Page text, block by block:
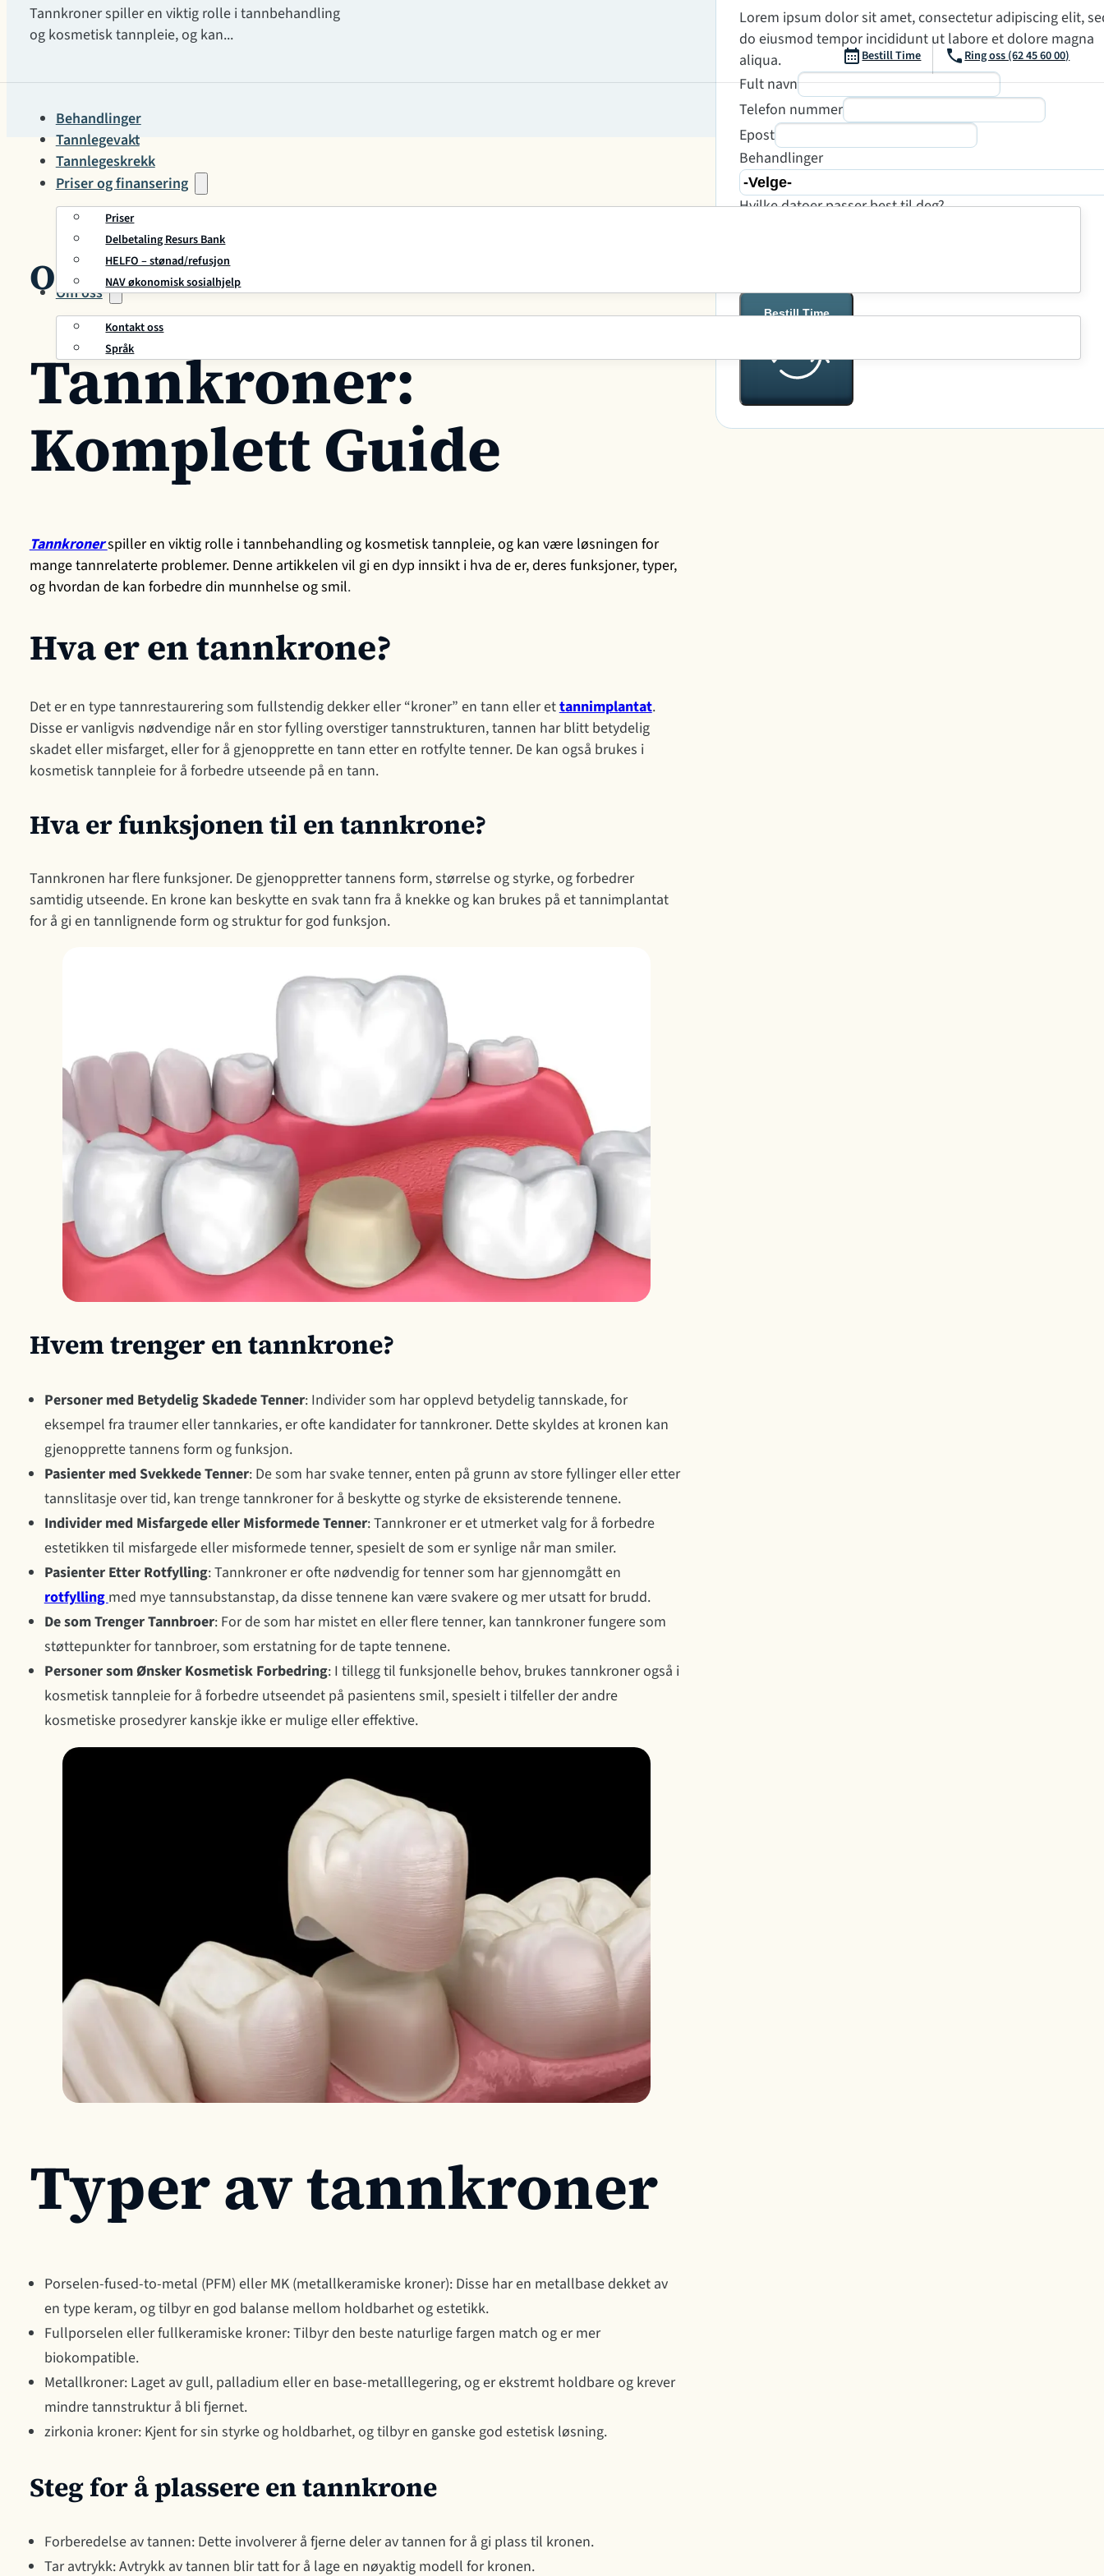
Bestill Time Ring oss (62 45 60 00)
Behandlinger
Tannlegevakt
Tannlegeskrekk
Priser og finansering
Priser
Delbetaling Resurs Bank
HELFO – stønad/refusjon
NAV økonomisk sosialhjelp
Om oss
Kontakt oss
Språk
Tannkroner spiller en viktig rolle i tannbehandling
og kosmetisk tannpleie, og kan...
Om Tannkroner
Tannkroner:
Komplett Guide
Tannkronerspiller en viktig rolle i tannbehandling og kosmetisk tannpleie, og kan være løsningen for
mange tannrelaterte problemer. Denne artikkelen vil gi en dyp innsikt i hva de er, deres funksjoner, typer,
og hvordan de kan forbedre din munnhelse og smil.
Hva er en tannkrone?
Det er en type tannrestaurering som fullstendig dekker eller “kroner” en tann eller ettannimplantat.
Disse er vanligvis nødvendige når en stor fylling overstiger tannstrukturen, tannen har blitt betydelig
skadet eller misfarget, eller for å gjenopprette en tann etter en rotfylte tenner. De kan også brukes i
kosmetisk tannpleie for å forbedre utseende på en tann.
Hva er funksjonen til en tannkrone?
Tannkronen har flere funksjoner. De gjenoppretter tannens form, størrelse og styrke, og forbedrer
samtidig utseende. En krone kan beskytte en svak tann fra å knekke og kan brukes på et tannimplantat
for å gi en tannlignende form og struktur for god funksjon.
Hvem trenger en tannkrone?
Personer med Betydelig Skadede Tenner: Individer som har opplevd betydelig tannskade, for
eksempel fra traumer eller tannkaries, er ofte kandidater for tannkroner. Dette skyldes at kronen kan
gjenopprette tannens form og funksjon.
Pasienter med Svekkede Tenner: De som har svake tenner, enten på grunn av store fyllinger eller etter
tannslitasje over tid, kan trenge tannkroner for å beskytte og styrke de eksisterende tennene.
Individer med Misfargede eller Misformede Tenner: Tannkroner er et utmerket valg for å forbedre
estetikken til misfargede eller misformede tenner, spesielt de som er synlige når man smiler.
Pasienter Etter Rotfylling: Tannkroner er ofte nødvendig for tenner som har gjennomgått en
rotfylling med mye tannsubstanstap, da disse tennene kan være svakere og mer utsatt for brudd.
De som Trenger Tannbroer: For de som har mistet en eller flere tenner, kan tannkroner fungere som
støttepunkter for tannbroer, som erstatning for de tapte tennene.
Personer som Ønsker Kosmetisk Forbedring: I tillegg til funksjonelle behov, brukes tannkroner også i
kosmetisk tannpleie for å forbedre utseendet på pasientens smil, spesielt i tilfeller der andre
kosmetiske prosedyrer kanskje ikke er mulige eller effektive.
Typer av tannkroner
Porselen-fused-to-metal (PFM) eller MK (metallkeramiske kroner): Disse har en metallbase dekket av
en type keram, og tilbyr en god balanse mellom holdbarhet og estetikk.
Fullporselen eller fullkeramiske kroner: Tilbyr den beste naturlige fargen match og er mer
biokompatible.
Metallkroner: Laget av gull, palladium eller en base-metalllegering, og er ekstremt holdbare og krever
mindre tannstruktur å bli fjernet.
zirkonia kroner: Kjent for sin styrke og holdbarhet, og tilbyr en ganske god estetisk løsning.
Steg for å plassere en tannkrone
Forberedelse av tannen: Dette involverer å fjerne deler av tannen for å gi plass til kronen.
Tar avtrykk: Avtrykk av tannen blir tatt for å lage en nøyaktig modell for kronen.
Lorem ipsum dolor sit amet, consectetur adipiscing elit,
do eiusmod tempor incididunt ut labore et dolore magna
aliqua.
Fult navn
Telefon nummer
Epost
Behandlinger
Hvilke datoer passer best til deg?
Bestill Time